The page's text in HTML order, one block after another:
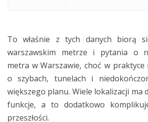
To właśnie z tych danych biorą
warszawskim metrze i pytania o
metra w Warszawie, choć w praktyce
o szybach, tunelach i
większego planu. Wiele lokalizacji ma
funkcje, a to dodatkowo
przeszłości.